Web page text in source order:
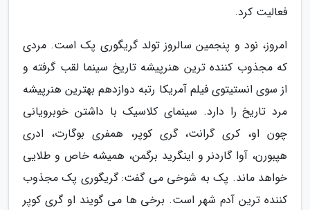
فعالیت کرد.
امروز، نود و پنجمین سالروز تولد گریگوری پک است. مردی
که مجذوب کننده ترین هنرپیشه تاریخ سینما لقب گرفته و
از سوی انستیتوی فیلم آمریکا رتبه دوازدهم بهترین هنرپیشه
مرد تاریخ را دارد. سینمای کلاسیک با داشتن خوبرویانی
چون او، کری گرانت، گری کوپر، همفری بوگارت، ادری
هپبورن، آوا گاردنر و اینگرید برگمن، همیشه خاص و طلایی
خواهد ماند. پک به شوخی می گفت: گریگوری پک مجذوب
کننده ترین آدم شهر است. برخی ها می گویند او گری کوپر